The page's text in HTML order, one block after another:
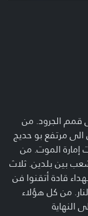
قمم الجرود. من
مرتفع بو حديج
إمارة الموت. من
بين بلدين. ثلاث
قادة أتقنوا فن
من كل هؤلاء
النهاية